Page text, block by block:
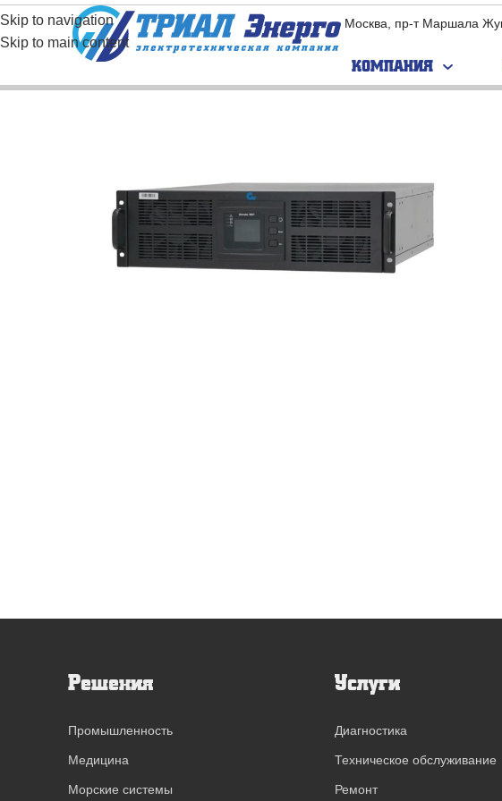
Skip to navigation
Skip to main content
Москва, пр-т Маршала
КОМПАНИЯ
тор­ные ИБП
Транс­фор­ма­тор­
ные ИБП
Промышленные
тор­ные ИБП
Транс­фор­ма­тор­
ные ИБП
Модульные ИБП
Решения
Промышленность
Медицина
Морские системы
Услуги
Диагностика
Техническое обслуживание
Ремонт